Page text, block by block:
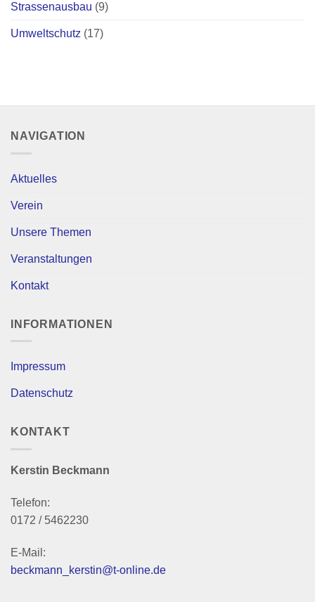
Strassenausbau (9)
Umweltschutz (17)
NAVIGATION
Aktuelles
Verein
Unsere Themen
Veranstaltungen
Kontakt
INFORMATIONEN
Impressum
Datenschutz
KONTAKT
Kerstin Beckmann
Telefon:
0172 / 5462230
E-Mail:
beckmann_kerstin@t-online.de